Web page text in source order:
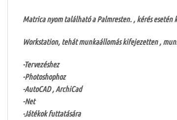
Matrica nyom található a Palmresten. , kérés
Workstation, tehát munkaállomás kifejezetten ,
-Tervezéshez
-Photoshophoz
-AutoCAD , ArchiCad
-Net
-Játékok futtatására